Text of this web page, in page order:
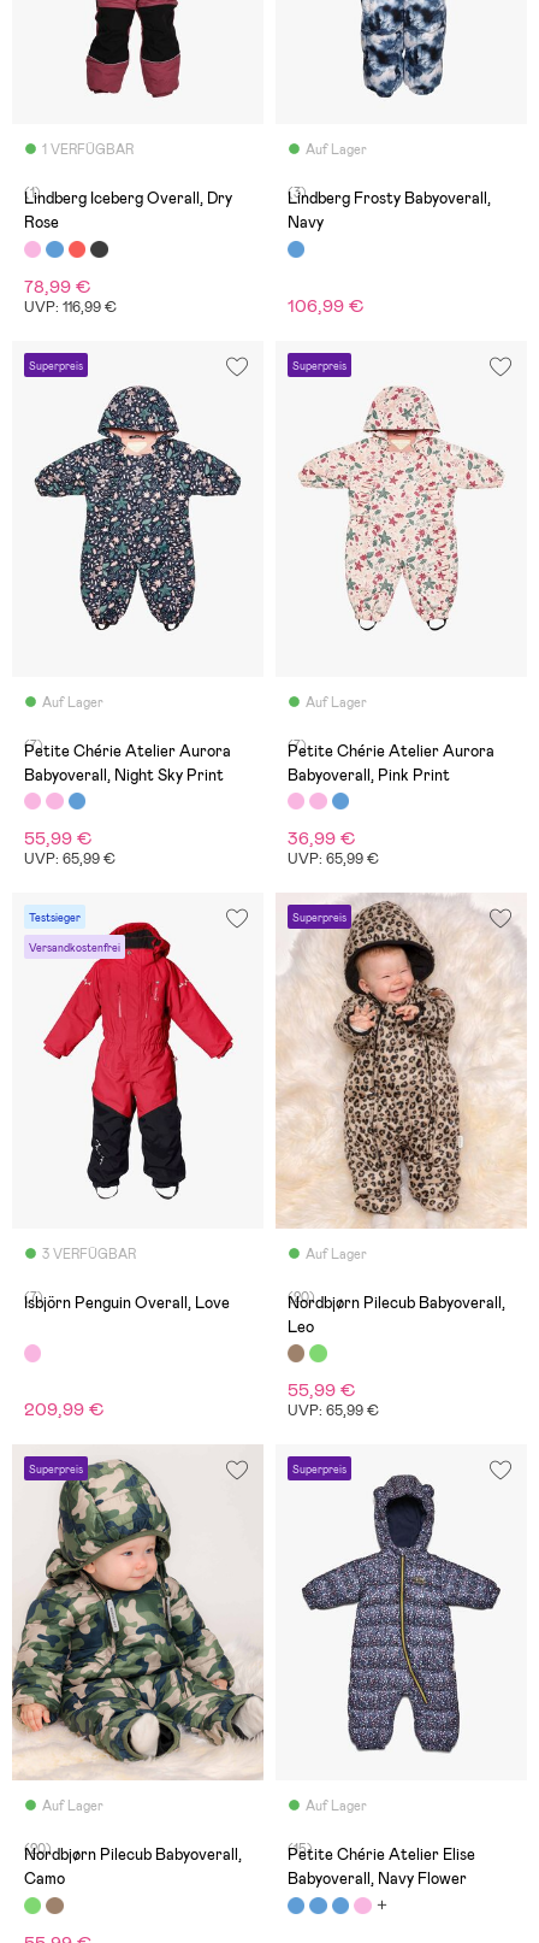
1 VERFÜGBAR
(1)
Lindberg Iceberg Overall, Dry
Rose
78,99 €
UVP: 116,99 €
Auf Lager
(3)
Lindberg Frosty Babyoverall,
Navy
106,99 €
Superpreis
Auf Lager
(7)
Petite Chérie Atelier Aurora
Babyoverall, Night Sky Print
55,99 €
UVP: 65,99 €
Superpreis
Auf Lager
(7)
Petite Chérie Atelier Aurora
Babyoverall, Pink Print
36,99 €
UVP: 65,99 €
Testsieger
Versandkostenfrei
3 VERFÜGBAR
(7)
Isbjörn Penguin Overall, Love
209,99 €
Superpreis
Auf Lager
(20)
Nordbjørn Pilecub Babyoverall,
Leo
55,99 €
UVP: 65,99 €
Superpreis
Auf Lager
(20)
Nordbjørn Pilecub Babyoverall,
Camo
Superpreis
Auf Lager
(15)
Petite Chérie Atelier Elise
Babyoverall, Navy Flower